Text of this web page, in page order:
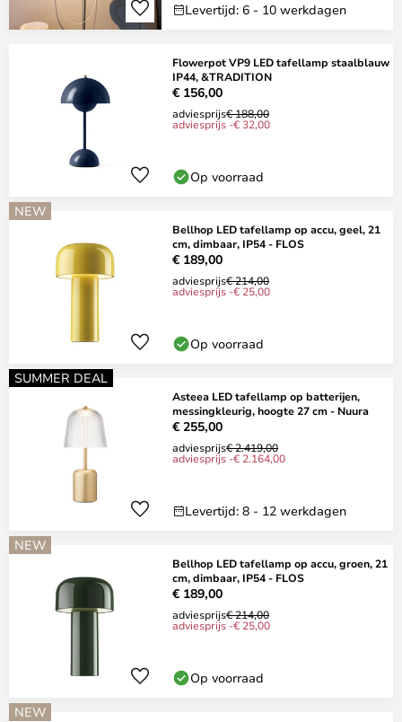
Levertijd: 6 - 10 werkdagen
Flowerpot VP9 LED tafellamp staalblauw
IP44, &TRADITION
€ 156,00
adviesprijs€ 188,00
adviesprijs -€ 32,00
Op voorraad
NEW
Bellhop LED tafellamp op accu, geel, 21
cm, dimbaar, IP54 - FLOS
€ 189,00
adviesprijs€ 214,00
adviesprijs -€ 25,00
Op voorraad
SUMMER DEAL
Asteea LED tafellamp op batterijen,
messingkleurig, hoogte 27 cm - Nuura
€ 255,00
adviesprijs€ 2.419,00
adviesprijs -€ 2.164,00
Levertijd: 8 - 12 werkdagen
NEW
Bellhop LED tafellamp op accu, groen, 21
cm, dimbaar, IP54 - FLOS
€ 189,00
adviesprijs€ 214,00
adviesprijs -€ 25,00
Op voorraad
NEW